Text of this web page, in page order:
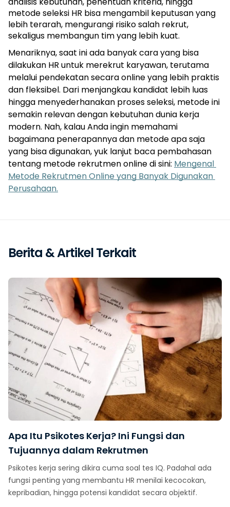
metode seleksi HR bisa mengambil keputusan yang
lebih terarah, mengurangi risiko salah rekrut,
sekaligus membangun tim yang lebih kuat.
Menariknya, saat ini ada banyak cara yang bisa
dilakukan HR untuk merekrut karyawan, terutama
melalui pendekatan secara online yang lebih praktis
dan fleksibel. Dari menjangkau kandidat lebih luas
hingga menyederhanakan proses seleksi, metode ini
semakin relevan dengan kebutuhan dunia kerja
modern. Nah, kalau Anda ingin memahami
bagaimana penerapannya dan metode apa saja
yang bisa digunakan, yuk lanjut baca pembahasan
tentang metode rekrutmen online di sini: Mengenal
Metode Rekrutmen Online yang Banyak Digunakan
Perusahaan.
Berita & Artikel Terkait
Apa Itu Psikotes Kerja? Ini Fungsi dan
Tujuannya dalam Rekrutmen
Psikotes kerja sering dikira cuma soal tes IQ. Padahal ada
fungsi penting yang membantu HR menilai kecocokan,
kepribadian, hingga potensi kandidat secara objektif.